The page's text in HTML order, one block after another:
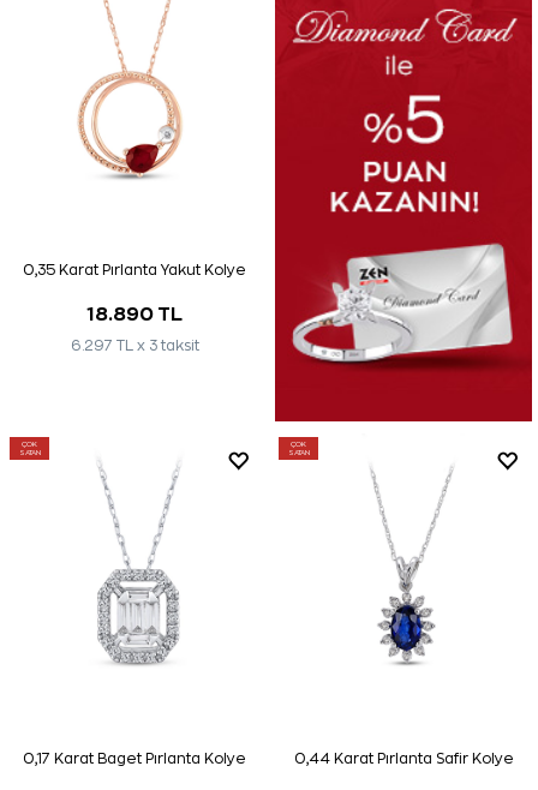
0,35 Karat Pırlanta Yakut Kolye
18.890 TL
6.297 TL x 3 taksit
ÇOK
SATAN
0,17 Karat Baget Pırlanta Kolye
ÇOK
SATAN
0,44 Karat Pırlanta Safir Kolye